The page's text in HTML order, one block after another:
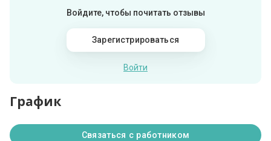
Войдите, чтобы почитать отзывы
Зарегистрироваться
Войти
График
Связаться с работником